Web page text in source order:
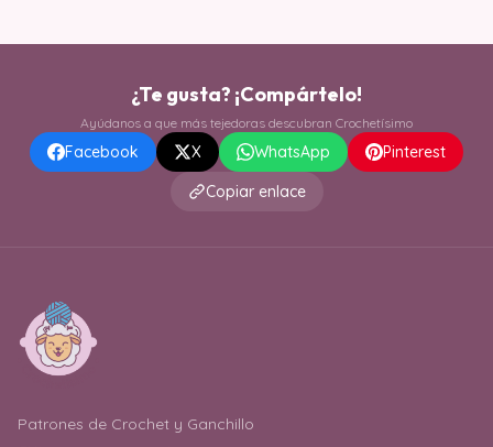
¿Te gusta? ¡Compártelo!
Ayúdanos a que más tejedoras descubran Crochetísimo
Facebook X WhatsApp
Pinterest
Copiar enlace
Patrones de Crochet y Ganchillo